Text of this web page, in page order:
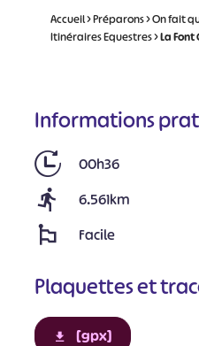
Accueil>Préparons>On fait
Itinéraires Equestres>La Font
Informations
00h36
6.561km
Facile
Plaquettes et
[gpx]